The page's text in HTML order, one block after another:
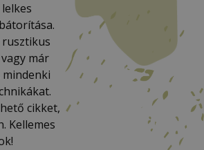
rusztikus
már
cikket,
Kellemes